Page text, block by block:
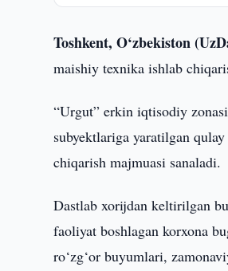
Toshkent, O‘zbekiston
maishiy texnika ishlab
“Urgut” erkin iqtisodiy
subyektlariga yaratilgan
chiqarish majmuasi sanaladi.
Dastlab xorijdan keltirilgan
faoliyat boshlagan korxona
ro‘zg‘or buyumlari,